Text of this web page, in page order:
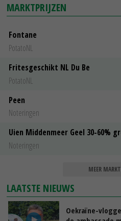
MARKTPRIJZEN
Fontane
PotatoNL
Fritesgeschikt NL Du Be
PotatoNL
Peen
Noteringen
Uien Middenmeer Geel 30-60%
Noteringen
MEER
LAATSTE NIEUWS
Oekraïne-